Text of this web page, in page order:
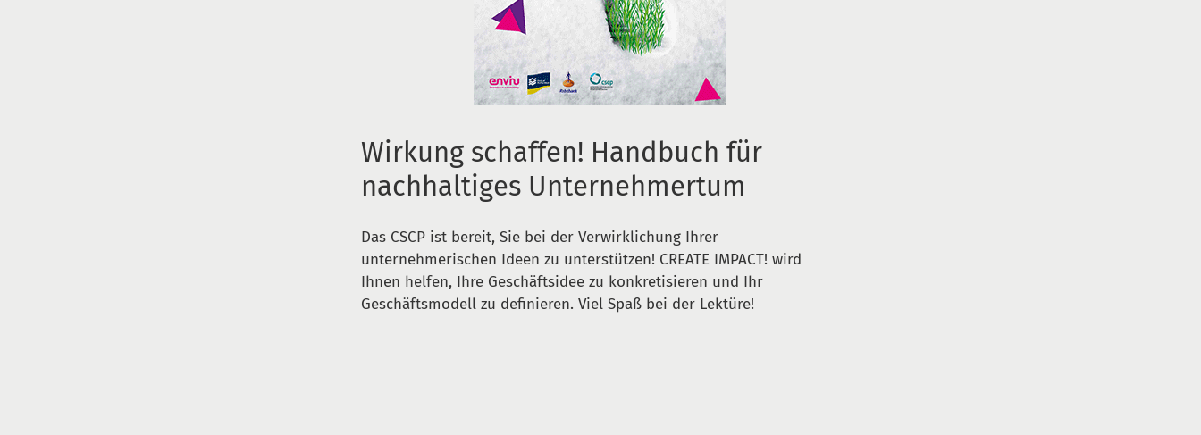
Wirkung schaffen! Handbuch für
nachhaltiges Unternehmertum
Das CSCP ist bereit, Sie bei der Verwirklichung Ihrer
unternehmerischen Ideen zu unterstützen! CREATE IMPACT! wird
Ihnen helfen, Ihre Geschäftsidee zu konkretisieren und Ihr
Geschäftsmodell zu definieren. Viel Spaß bei der Lektüre!